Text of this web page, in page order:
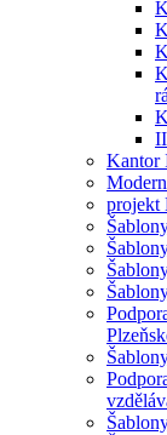
Kantor
projekt